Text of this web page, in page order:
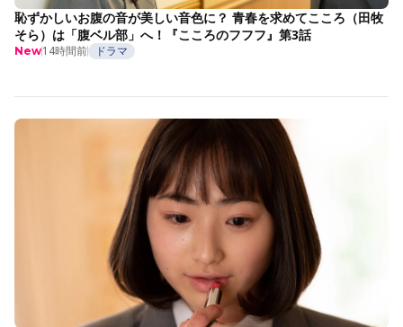
恥ずかしいお腹の音が美しい音色に？ 青春を求めてこころ（田牧
そら）は「腹ベル部」へ！『こころのフフフ』第3話
New14時間前 ドラマ